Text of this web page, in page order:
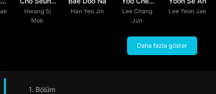
Woo
Hwang Si
Mok
Han Yeo Jin
Myung
Lee Chang
Jun
Lee Yeon Jae
Daha fazla göster
1. Bölüm